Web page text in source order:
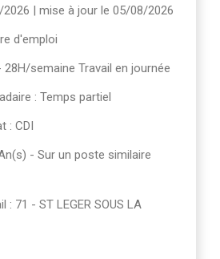
2026 | mise à jour le 05/08/2026
d'emploi
semaine Travail en journée
: Temps partiel
: CDI
- Sur un poste similaire
: 71 - ST LEGER SOUS LA